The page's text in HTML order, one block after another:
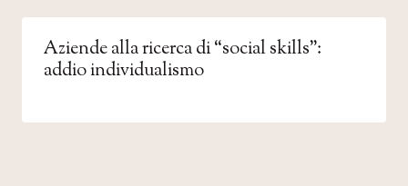
Aziende alla ricerca di “social skills”:
addio individualismo